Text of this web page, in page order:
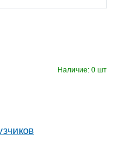
Наличие: 0 шт